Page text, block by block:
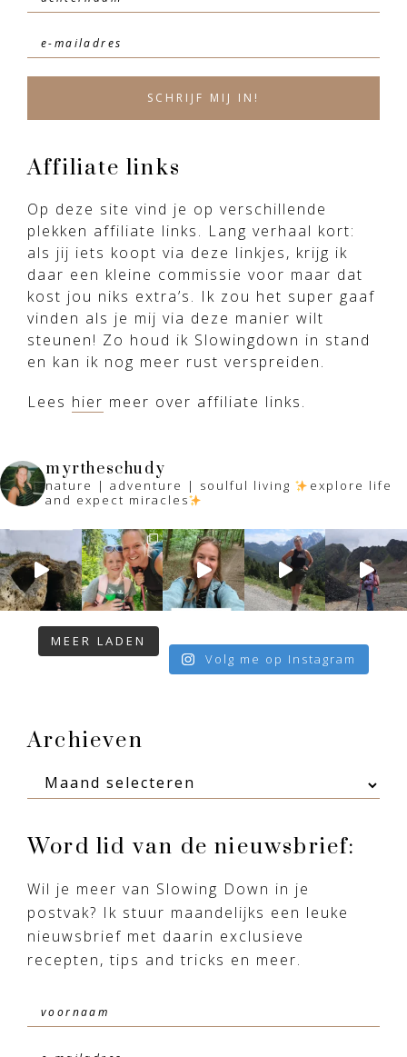
Affiliate links
Op deze site vind je op verschillende
plekken affiliate links. Lang verhaal kort:
als jij iets koopt via deze linkjes, krijg ik
daar een kleine commissie voor maar dat
kost jou niks extra’s. Ik zou het super gaaf
vinden als je mij via deze manier wilt
steunen! Zo houd ik Slowingdown in stand
en kan ik nog meer rust verspreiden.
Lees hier meer over affiliate links.
myrtheschudy
nature | adventure | soulful living
explore life
and expect miracles
MEER LADEN
Volg me op Instagram
Footer
Archieven
Archieven
Word lid van de nieuwsbrief:
Wil je meer van Slowing Down in je
postvak? Ik stuur maandelijks een leuke
nieuwsbrief met daarin exclusieve
recepten, tips and tricks en meer.